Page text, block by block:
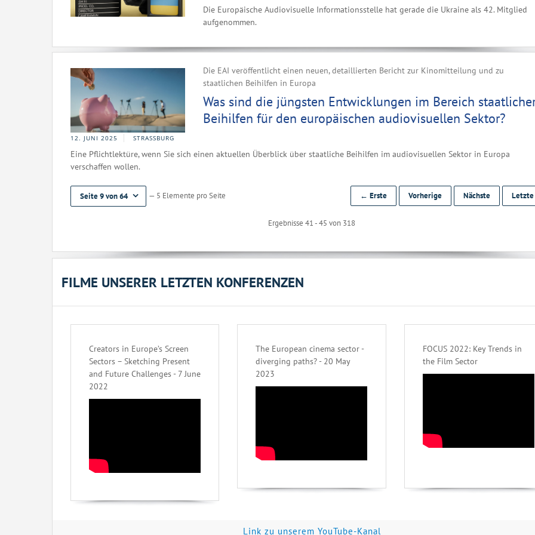
Die Europäische Audiovisuelle Informationsstelle hat gerade die Ukraine als 42. Mitglied
aufgenommen.
Die EAI veröffentlicht einen neuen, detaillierten Bericht zur Kinomitteilung und zu
staatlichen Beihilfen in Europa
Was sind die jüngsten Entwicklungen im Bereich
Beihilfen für den europäischen audiovisuellen Sektor?
12. JUNI 2025 STRASSBURG
Eine Pflichtlektüre, wenn Sie sich einen aktuellen Überblick über staatliche Beihilfen im audiovisuellen Sektor in Europa
verschaffen wollen.
Seite 9 von 64 — 5 Elemente pro Seite
Ergebnisse 41 - 45 von 318
← Erste Vorherige Nächste
FILME UNSERER LETZTEN KONFERENZEN
Creators in Europe’s Screen
Sectors – Sketching Present
and Future Challenges - 7 June
2022
The European cinema sector -
diverging paths? - 20 May
2023
FOCUS 2022: Key Trends in
the Film Sector
Link zu unserem YouTube-Kanal